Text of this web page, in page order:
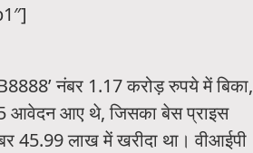
नंबर 1.17 करोड़ रुपये में बिका,
आवेदन आए थे, जिसका बेस प्राइस
45.99 लाख में खरीदा था। वीआईपी